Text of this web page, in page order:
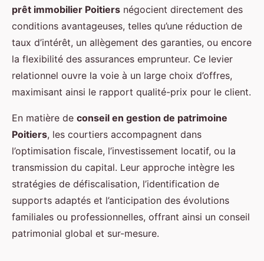
prêt immobilier Poitiers négocient directement des
conditions avantageuses, telles qu’une réduction de
taux d’intérêt, un allègement des garanties, ou encore
la flexibilité des assurances emprunteur. Ce levier
relationnel ouvre la voie à un large choix d’offres,
maximisant ainsi le rapport qualité-prix pour le client.
En matière de conseil en gestion de patrimoine
Poitiers, les courtiers accompagnent dans
l’optimisation fiscale, l’investissement locatif, ou la
transmission du capital. Leur approche intègre les
stratégies de défiscalisation, l’identification de
supports adaptés et l’anticipation des évolutions
familiales ou professionnelles, offrant ainsi un conseil
patrimonial global et sur-mesure.